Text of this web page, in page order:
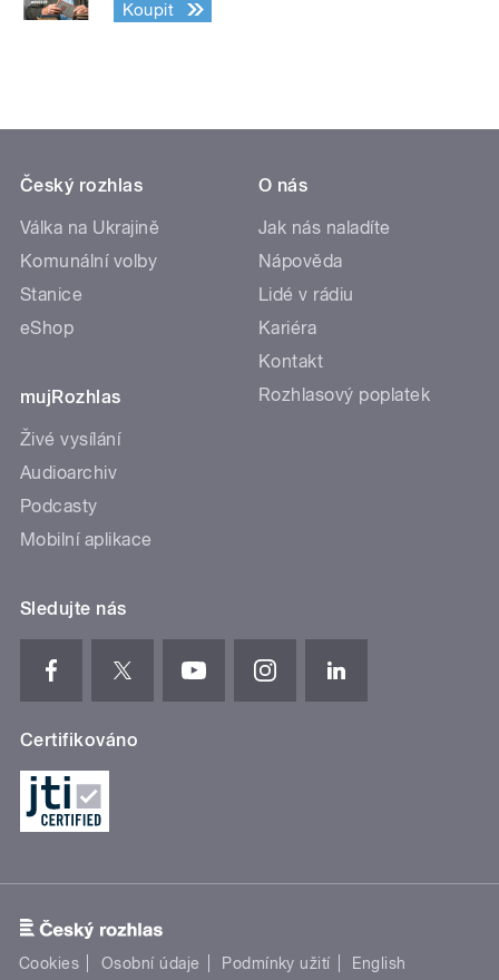
Koupit
Český rozhlas
Válka na Ukrajině
Komunální volby
Stanice
eShop
mujRozhlas
Živé vysílání
Audioarchiv
Podcasty
Mobilní aplikace
O nás
Jak nás naladíte
Nápověda
Lidé v rádiu
Kariéra
Kontakt
Rozhlasový poplatek
Sledujte nás
Certifikováno
Cookies Osobní údaje Podmínky užití English